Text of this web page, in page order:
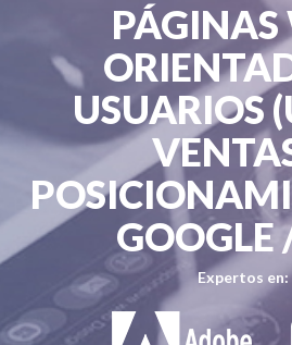
PÁGINAS
USUARIOS
GOOGLE
Expertos en: